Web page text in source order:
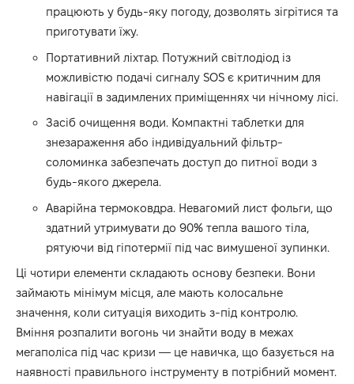
працюють у будь-яку погоду, дозволять зігрітися та
приготувати їжу.
Портативний ліхтар. Потужний світлодіод із
можливістю подачі сигналу SOS є критичним для
навігації в задимлених приміщеннях чи нічному лісі.
Засіб очищення води. Компактні таблетки для
знезараження або індивідуальний фільтр-
соломинка забезпечать доступ до питної води з
будь-якого джерела.
Аварійна термоковдра. Невагомий лист фольги, що
здатний утримувати до 90% тепла вашого тіла,
рятуючи від гіпотермії під час вимушеної зупинки.
Ці чотири елементи складають основу безпеки. Вони
займають мінімум місця, але мають колосальне
значення, коли ситуація виходить з-під контролю.
Вміння розпалити вогонь чи знайти воду в межах
мегаполіса під час кризи — це навичка, що базується на
наявності правильного інструменту в потрібний момент.